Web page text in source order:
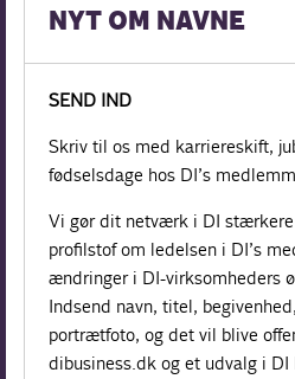
NYT OM NAVNE
SEND IND
Skriv til os med karriereskift,
fødselsdage hos DI’s
Vi gør dit netværk i DI
profilstof om ledelsen i DI’s
ændringer i DI-virksomheders
Indsend navn, titel,
portrætfoto, og det vil blive
dibusiness.dk og et udvalg i DI